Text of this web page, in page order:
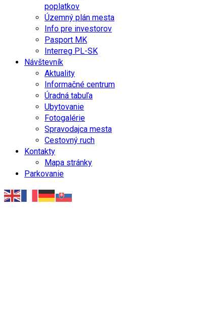
poplatkov
Územný plán mesta
Info pre investorov
Pasport MK
Interreg PL-SK
Návštevník
Aktuality
Informačné centrum
Úradná tabuľa
Ubytovanie
Fotogalérie
Spravodajca mesta
Cestovný ruch
Kontakty
Mapa stránky
Parkovanie